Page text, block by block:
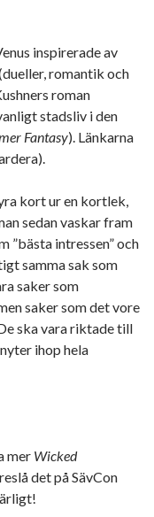
inspirerade av
romantik och
roman
stadsliv i den
Fantasy). Länkarna
kort ur en kortlek,
sedan vaskar fram
”bästa intressen” och
samma sak som
saker som
saker som det vore
ska vara riktade till
ihop hela
mer Wicked
det på SävCon